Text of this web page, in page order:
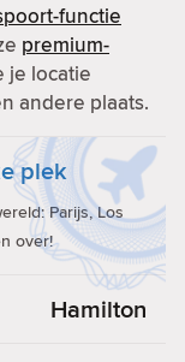
functie
premium-
je locatie
andere plaats.
plek
Parijs, Los
over!
Hamilton